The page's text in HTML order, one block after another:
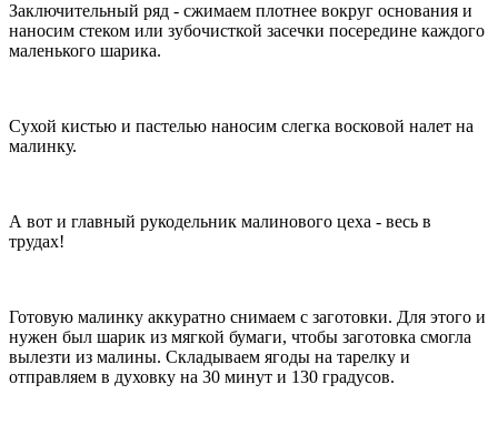
Заключительный ряд - сжимаем плотнее вокруг основания и
наносим стеком или зубочисткой засечки посередине каждого
маленького шарика.
Сухой кистью и пастелью наносим слегка восковой налет на
малинку.
А вот и главный рукодельник малинового цеха - весь в
трудах!
Готовую малинку аккуратно снимаем с заготовки. Для этого и
нужен был шарик из мягкой бумаги, чтобы заготовка смогла
вылезти из малины. Складываем ягоды на тарелку и
отправляем в духовку на 30 минут и 130 градусов.